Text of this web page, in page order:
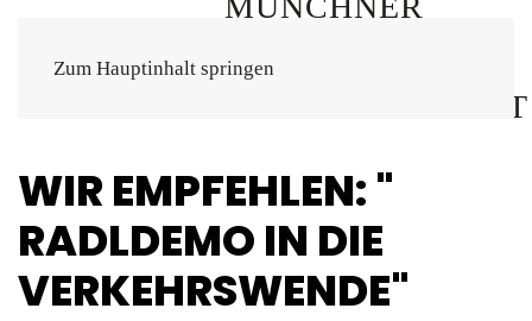
Zum Hauptinhalt springen
WIR EMPFEHLEN: "
RADLDEMO IN DIE
VERKEHRSWENDE"